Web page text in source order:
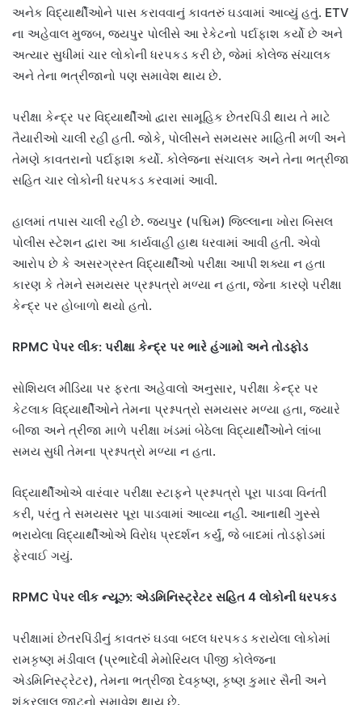
અનેક વિદ્યાર્થીઓને પાસ કરાવવાનું કાવતરું ઘડવામાં આવ્યું હતું. ETV
ના અહેવાલ મુજબ, જયપુર પોલીસે આ રેકેટનો પર્દાફાશ કર્યો છે અને
અત્યાર સુધીમાં ચાર લોકોની ધરપકડ કરી છે, જેમાં કોલેજ સંચાલક
અને તેના ભત્રીજાનો પણ સમાવેશ થાય છે.
પરીક્ષા કેન્દ્ર પર વિદ્યાર્થીઓ દ્વારા સામૂહિક છેતરપિંડી થાય તે માટે
તૈયારીઓ ચાલી રહી હતી. જોકે, પોલીસને સમયસર માહિતી મળી અને
તેમણે કાવતરાનો પર્દાફાશ કર્યો. કોલેજના સંચાલક અને તેના ભત્રીજા
સહિત ચાર લોકોની ધરપકડ કરવામાં આવી.
હાલમાં તપાસ ચાલી રહી છે. જયપુર (પશ્ચિમ) જિલ્લાના ખોરા બિસલ
પોલીસ સ્ટેશન દ્વારા આ કાર્યવાહી હાથ ધરવામાં આવી હતી. એવો
આરોપ છે કે અસરગ્રસ્ત વિદ્યાર્થીઓ પરીક્ષા આપી શક્યા ન હતા
કારણ કે તેમને સમયસર પ્રશ્નપત્રો મળ્યા ન હતા, જેના કારણે પરીક્ષા
કેન્દ્ર પર હોબાળો થયો હતો.
RPMC પેપર લીક: પરીક્ષા કેન્દ્ર પર ભારે હંગામો અને તોડફોડ
સોશિયલ મીડિયા પર ફરતા અહેવાલો અનુસાર, પરીક્ષા કેન્દ્ર પર
કેટલાક વિદ્યાર્થીઓને તેમના પ્રશ્નપત્રો સમયસર મળ્યા હતા, જ્યારે
બીજા અને ત્રીજા માળે પરીક્ષા ખંડમાં બેઠેલા વિદ્યાર્થીઓને લાંબા
સમય સુધી તેમના પ્રશ્નપત્રો મળ્યા ન હતા.
વિદ્યાર્થીઓએ વારંવાર પરીક્ષા સ્ટાફને પ્રશ્નપત્રો પૂરા પાડવા વિનંતી
કરી, પરંતુ તે સમયસર પૂરા પાડવામાં આવ્યા નહીં. આનાથી ગુસ્સે
ભરાયેલા વિદ્યાર્થીઓએ વિરોધ પ્રદર્શન કર્યું, જે બાદમાં તોડફોડમાં
ફેરવાઈ ગયું.
RPMC પેપર લીક ન્યૂઝ: એડમિનિસ્ટ્રેટર સહિત 4 લોકોની ધરપકડ
પરીક્ષામાં છેતરપિંડીનું કાવતરું ઘડવા બદલ ધરપકડ કરાયેલા લોકોમાં
રામકૃષ્ણ મંડીવાલ (પ્રભાદેવી મેમોરિયલ પીજી કોલેજના
એડમિનિસ્ટ્રેટર), તેમના ભત્રીજા દેવકૃષ્ણ, કૃષ્ણ કુમાર સૈની અને
શંકરલાલ જાટનો સમાવેશ થાય છે.